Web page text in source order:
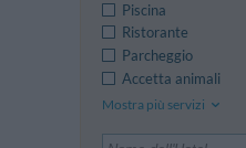
Piscina
Ristorante
Parcheggio
Accetta animali
Mostra più servizi